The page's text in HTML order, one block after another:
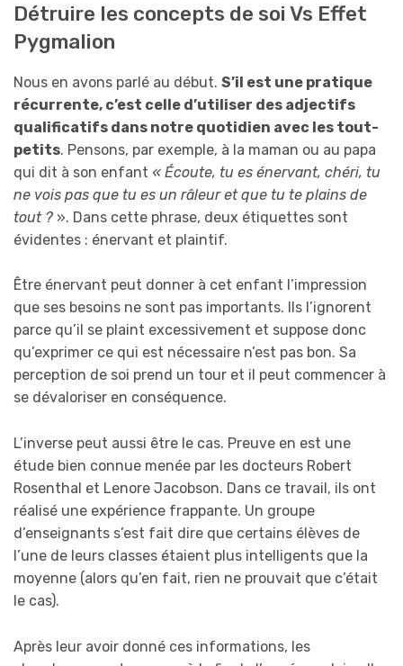
Détruire les concepts de soi Vs Effet
Pygmalion
Nous en avons parlé au début. S’il est une pratique
récurrente, c’est celle d’utiliser des adjectifs
qualificatifs dans notre quotidien avec les tout-
petits. Pensons, par exemple, à la maman ou au papa
qui dit à son enfant « Écoute, tu es énervant, chéri, tu
ne vois pas que tu es un râleur et que tu te plains de
tout ? ». Dans cette phrase, deux étiquettes sont
évidentes : énervant et plaintif.
Être énervant peut donner à cet enfant l’impression
que ses besoins ne sont pas importants. Ils l’ignorent
parce qu’il se plaint excessivement et suppose donc
qu’exprimer ce qui est nécessaire n’est pas bon. Sa
perception de soi prend un tour et il peut commencer à
se dévaloriser en conséquence.
L’inverse peut aussi être le cas. Preuve en est une
étude bien connue menée par les docteurs Robert
Rosenthal et Lenore Jacobson. Dans ce travail, ils ont
réalisé une expérience frappante. Un groupe
d’enseignants s’est fait dire que certains élèves de
l’une de leurs classes étaient plus intelligents que la
moyenne (alors qu’en fait, rien ne prouvait que c’était
le cas).
Après leur avoir donné ces informations, les